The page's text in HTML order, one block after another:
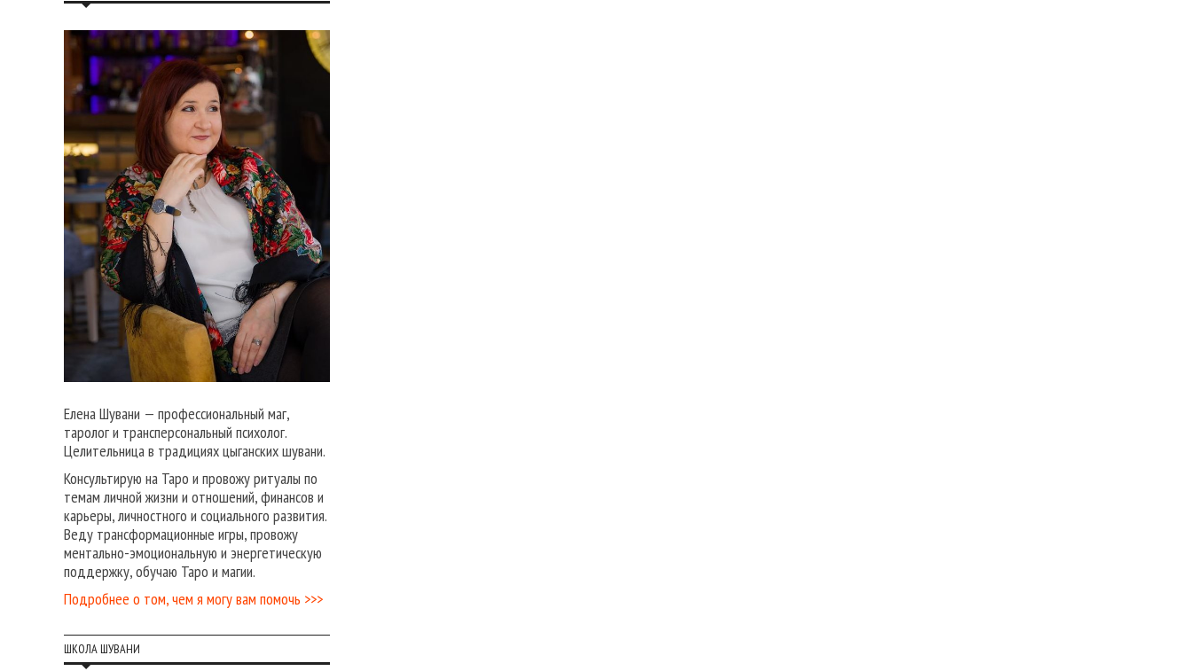
Елена Шувани — профессиональный маг,
таролог и трансперсональный психолог.
Целительница в традициях цыганских шувани.
Консультирую на Таро и провожу ритуалы по
темам личной жизни и отношений, финансов и
карьеры, личностного и социального развития.
Веду трансформационные игры, провожу
ментально-эмоциональную и энергетическую
поддержку, обучаю Таро и магии.
Подробнее о том, чем я могу вам помочь >>>
ШКОЛА ШУВАНИ